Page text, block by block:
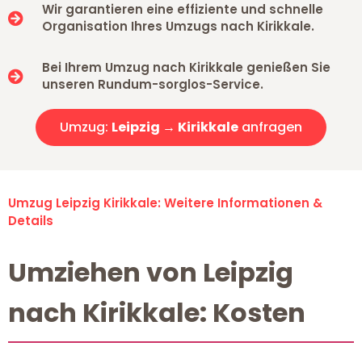
Wir garantieren eine effiziente und schnelle
Organisation Ihres Umzugs nach Kirikkale.
Bei Ihrem Umzug nach Kirikkale genießen Sie
unseren Rundum-sorglos-Service.
Umzug: Leipzig → Kirikkale anfragen
Umzug Leipzig Kirikkale: Weitere Informationen &
Details
Umziehen von Leipzig
nach Kirikkale: Kosten